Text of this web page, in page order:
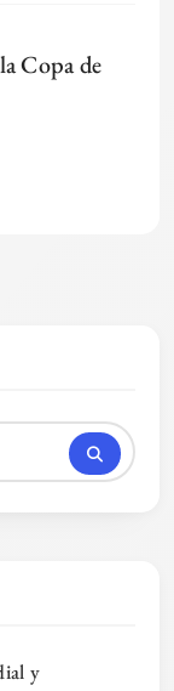
Copa de
y